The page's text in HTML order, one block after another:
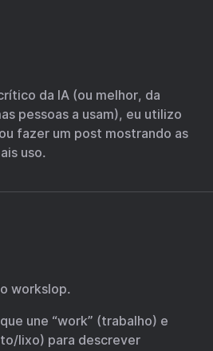
da IA (ou melhor, da
pessoas a usam), eu utilizo
fazer um post mostrando as
uso.
workslop.
une “work” (trabalho) e
lixo) para descrever